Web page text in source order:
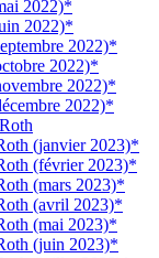
2022)*
2022)*
2022)*
2022)*
2022)*
2022)*
(janvier 2023)*
(février 2023)*
(mars 2023)*
(avril 2023)*
(mai 2023)*
(juin 2023)*